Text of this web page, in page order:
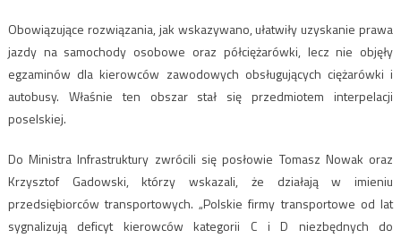
Obowiązujące rozwiązania, jak wskazywano, ułatwiły uzyskanie prawa
jazdy na samochody osobowe oraz półciężarówki, lecz nie objęły
egzaminów dla kierowców zawodowych obsługujących ciężarówki i
autobusy. Właśnie ten obszar stał się przedmiotem interpelacji
poselskiej.
Do Ministra Infrastruktury zwrócili się posłowie Tomasz Nowak oraz
Krzysztof Gadowski, którzy wskazali, że działają w imieniu
przedsiębiorców transportowych. „Polskie firmy transportowe od lat
sygnalizują deficyt kierowców kategorii C i D niezbędnych do